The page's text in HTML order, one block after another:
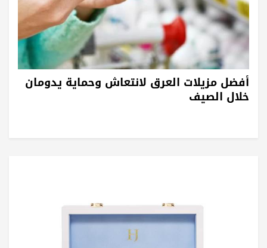
أفضل مزيلات العرق لانتعاش وحماية يدومان
خلال الصيف